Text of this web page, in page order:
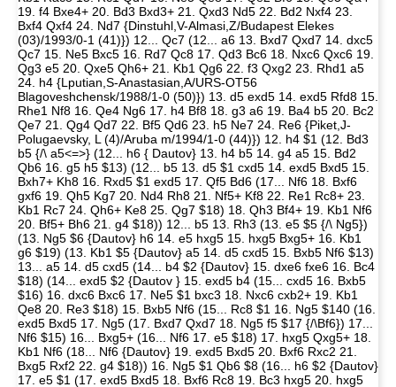
19. f4 Bxe4+ 20. Bd3 Bxd3+ 21. Qxd3 Nd5 22. Bd2 Nxf4 23.
Bxf4 Qxf4 24. Nd7 {Dinstuhl,V-Almasi,Z/Budapest Elekes
(03)/1993/0-1 (41)}) 12... Qc7 (12... a6 13. Bxd7 Qxd7 14. dxc5
Qc7 15. Ne5 Bxc5 16. Rd7 Qc8 17. Qd3 Bc6 18. Nxc6 Qxc6 19.
Qg3 e5 20. Qxe5 Qh6+ 21. Kb1 Qg6 22. f3 Qxg2 23. Rhd1 a5
24. h4 {Lputian,S-Anastasian,A/URS-OT56
Blagoveshchensk/1988/1-0 (50)}) 13. d5 exd5 14. exd5 Rfd8 15.
Rhe1 Nf8 16. Qe4 Ng6 17. h4 Bf8 18. g3 a6 19. Ba4 b5 20. Bc2
Qe7 21. Qg4 Qd7 22. Bf5 Qd6 23. h5 Ne7 24. Re6 {Piket,J-
Polugaevsky, L (4)/Aruba m/1994/1-0 (44)}) 12. h4 $1 (12. Bd3
b5 {/\ a5<=>} (12... h6 { Dautov} 13. h4 b5 14. g4 a5 15. Bd2
Qb6 16. g5 h5 $13) (12... b5 13. d5 $1 cxd5 14. exd5 Bxd5 15.
Bxh7+ Kh8 16. Rxd5 $1 exd5 17. Qf5 Bd6 (17... Nf6 18. Bxf6
gxf6 19. Qh5 Kg7 20. Nd4 Rh8 21. Nf5+ Kf8 22. Re1 Rc8+ 23.
Kb1 Rc7 24. Qh6+ Ke8 25. Qg7 $18) 18. Qh3 Bf4+ 19. Kb1 Nf6
20. Bf5+ Bh6 21. g4 $18)) 12... b5 13. Rh3 (13. e5 $5 {/\ Ng5})
(13. Ng5 $6 {Dautov} h6 14. e5 hxg5 15. hxg5 Bxg5+ 16. Kb1
g6 $19) (13. Kb1 $5 {Dautov} a5 14. d5 cxd5 15. Bxb5 Nf6 $13)
13... a5 14. d5 cxd5 (14... b4 $2 {Dautov} 15. dxe6 fxe6 16. Bc4
$18) (14... exd5 $2 {Dautov } 15. exd5 b4 (15... cxd5 16. Bxb5
$16) 16. dxc6 Bxc6 17. Ne5 $1 bxc3 18. Nxc6 cxb2+ 19. Kb1
Qe8 20. Re3 $18) 15. Bxb5 Nf6 (15... Rc8 $1 16. Ng5 $140 (16.
exd5 Bxd5 17. Ng5 (17. Bxd7 Qxd7 18. Ng5 f5 $17 {/\Bf6}) 17...
Nf6 $15) 16... Bxg5+ (16... Nf6 17. e5 $18) 17. hxg5 Qxg5+ 18.
Kb1 Nf6 (18... Nf6 {Dautov} 19. exd5 Bxd5 20. Bxf6 Rxc2 21.
Bxg5 Rxf2 22. g4 $18)) 16. Ng5 $1 Qb6 $8 (16... h6 $2 {Dautov}
17. e5 $1 (17. exd5 Bxd5 18. Bxf6 Rc8 19. Bc3 hxg5 20. hxg5